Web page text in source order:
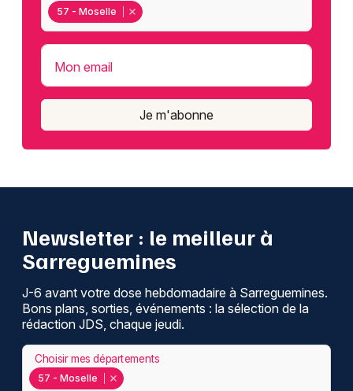
57 - Moselle
Mon email
Je m'abonne
Newsletter : le meilleur à
Sarreguemines
J-6 avant votre dose hebdomadaire à Sarreguemines.
Bons plans, sorties, événements : la sélection de la
rédaction JDS, chaque jeudi.
57 - Moselle
Choisir mes départements